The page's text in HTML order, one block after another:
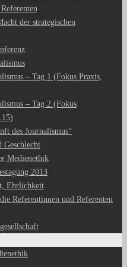
der strategischen
– Tag 1 (Fokus Praxis,
– Tag 2 (Fokus
des Journalismus“
Medienethik
2013
Ehrlichkeit
Referentinnen und Referenten